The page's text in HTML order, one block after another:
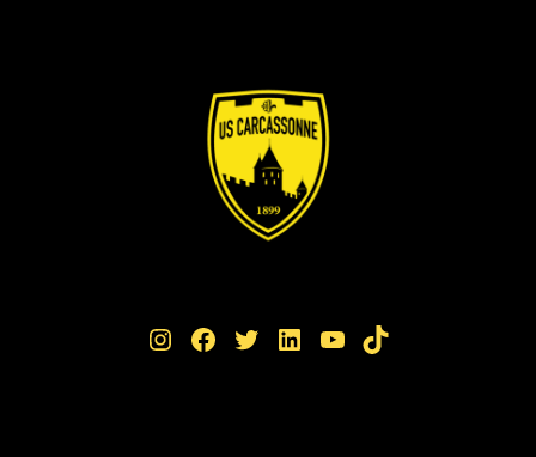
Instagram Facebook Twitter LinkedIn YouTube TikTok